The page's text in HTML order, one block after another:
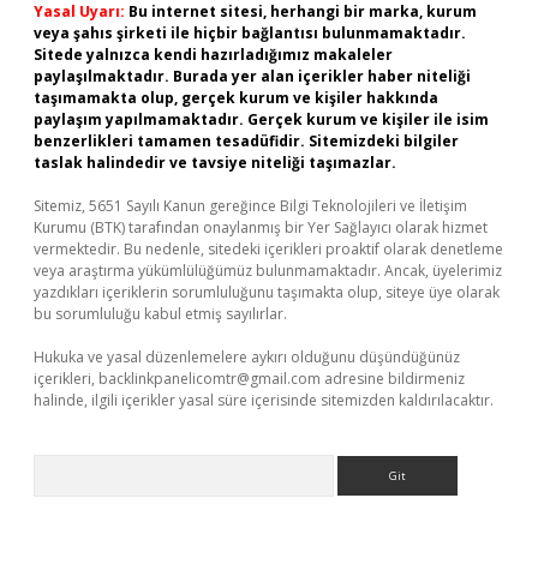
Yasal Uyarı: Bu internet sitesi, herhangi bir marka, kurum
veya şahıs şirketi ile hiçbir bağlantısı bulunmamaktadır.
Sitede yalnızca kendi hazırladığımız makaleler
paylaşılmaktadır. Burada yer alan içerikler haber niteliği
taşımamakta olup, gerçek kurum ve kişiler hakkında
paylaşım yapılmamaktadır. Gerçek kurum ve kişiler ile isim
benzerlikleri tamamen tesadüfidir. Sitemizdeki bilgiler
taslak halindedir ve tavsiye niteliği taşımazlar.
Sitemiz, 5651 Sayılı Kanun gereğince Bilgi Teknolojileri ve İletişim
Kurumu (BTK) tarafından onaylanmış bir Yer Sağlayıcı olarak hizmet
vermektedir. Bu nedenle, sitedeki içerikleri proaktif olarak denetleme
veya araştırma yükümlülüğümüz bulunmamaktadır. Ancak, üyelerimiz
yazdıkları içeriklerin sorumluluğunu taşımakta olup, siteye üye olarak
bu sorumluluğu kabul etmiş sayılırlar.
Hukuka ve yasal düzenlemelere aykırı olduğunu düşündüğünüz
içerikleri, backlinkpanelicomtr@gmail.com adresine bildirmeniz
halinde, ilgili içerikler yasal süre içerisinde sitemizden kaldırılacaktır.